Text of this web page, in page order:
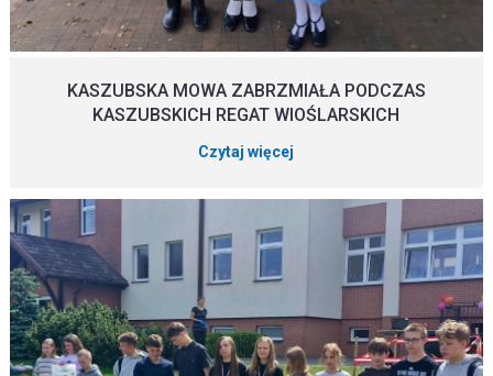
KASZUBSKA MOWA ZABRZMIAŁA PODCZAS
KASZUBSKICH REGAT WIOŚLARSKICH
Czytaj więcej